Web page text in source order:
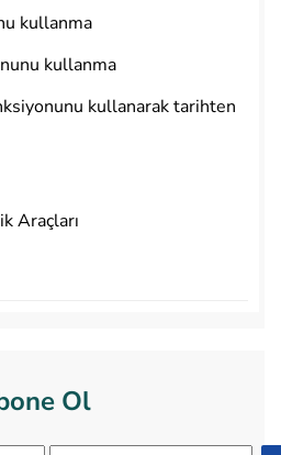
kullanma
kullanma
kullanarak tarihten
Araçları
Ol